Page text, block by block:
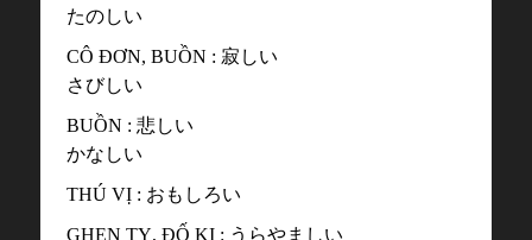
たのしい
CÔ ĐƠN, BUỒN : 寂しい
さびしい
BUỒN : 悲しい
かなしい
THÚ VỊ : おもしろい
GHEN TỴ, ĐỐ KỊ : うらやましい